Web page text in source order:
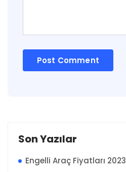
Son Yazılar
Engelli Araç Fiyatları 2023